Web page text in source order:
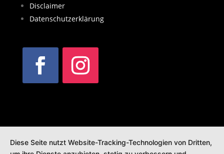
Disclaimer
Datenschutzerklärung
Diese Seite nutzt Website-Tracking-Technologien von Dritten,